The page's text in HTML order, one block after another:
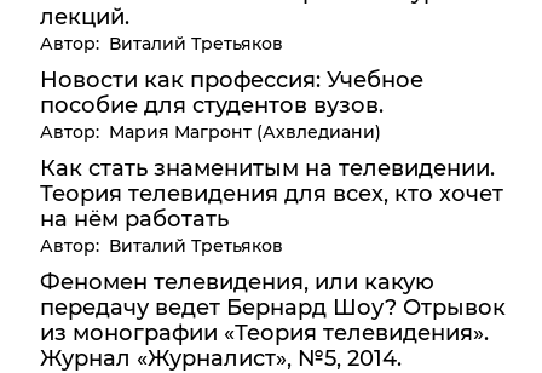
лекций.
Автор: Виталий Третьяков
Новости как профессия: Учебное
пособие для студентов вузов.
Автор: Мария Магронт (Ахвледиани)
Как стать знаменитым на телевидении.
Теория телевидения для всех, кто хочет
на нём работать
Автор: Виталий Третьяков
Феномен телевидения, или какую
передачу ведет Бернард Шоу? Отрывок
из монографии «Теория телевидения».
Журнал «Журналист», №5, 2014.